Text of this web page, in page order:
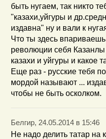
быть нугаем, так никто
"казахи,уйгуры и
издавна" ну и вали к
Что ты здесь
революции себя
казахи и уйгуры и какое
Еще раз - русские тебя
мордой называют ...
чтобы не быть осколком.
Белгир, 24.05.2014 в 15:46
Не надо делить татар на